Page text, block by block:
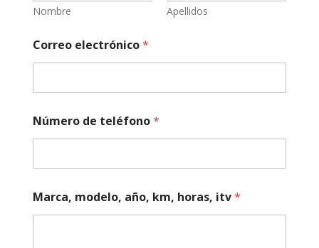
e
e
v
i
i
n
s
Nombre Apellidos
Correo electrónico*
Número de teléfono*
Marca, modelo, año, km, horas, itv*